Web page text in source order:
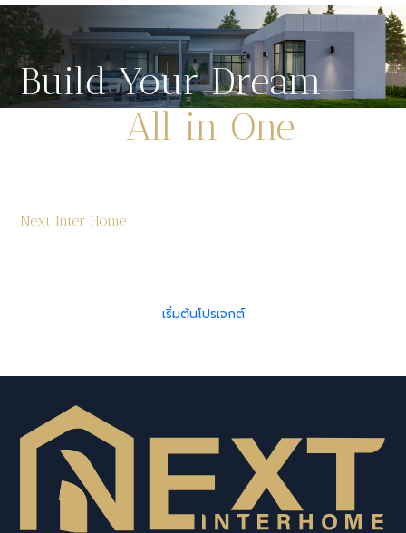
Build Your Dream
All in One
Next Inter Home
เริ่มต้นโปรเจกต์